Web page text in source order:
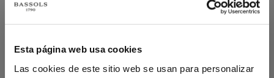
Esta página web usa cookies
Las cookies de este sitio web se usan para personalizar